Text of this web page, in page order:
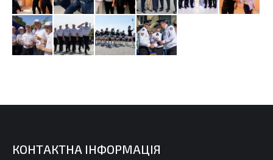
КОНТАКТНА ІНФОРМАЦІЯ